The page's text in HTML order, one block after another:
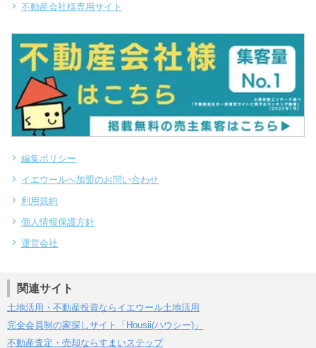
不動産会社様専用サイト
編集ポリシー
イエウールへ加盟のお問い合わせ
利用規約
個人情報保護方針
運営会社
関連サイト
土地活用・不動産投資ならイエウール土地活用
完全会員制の家探しサイト「Housii(ハウシー)」
不動産査定・売却ならすまいステップ